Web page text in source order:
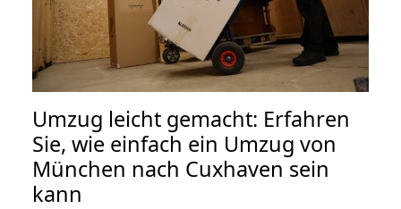
Umzug leicht gemacht: Erfahren
Sie, wie einfach ein Umzug von
München nach Cuxhaven sein
kann